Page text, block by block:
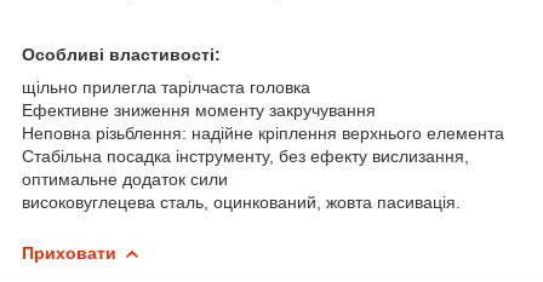
Особливі властивості:
щільно прилегла тарілчаста головка
Ефективне зниження моменту закручування
Неповна різьблення: надійне кріплення верхнього елемента
Стабільна посадка інструменту, без ефекту вислизання,
оптимальне додаток сили
високовуглецева сталь, оцинкований, жовта пасивація.
Приховати